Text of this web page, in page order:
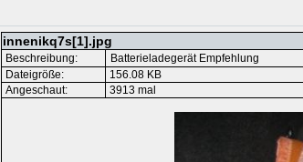
innenikq7s[1].jpg
Beschreibung:
Batterieladegerät Empfehlung
Dateigröße:
156.08 KB
Angeschaut:
3913 mal